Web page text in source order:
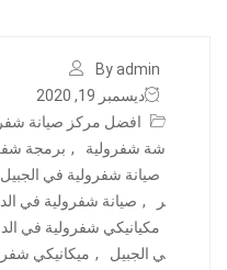
By admin
ديسمبر 19, 2020
افضل مركز صيانة
شة شفرولية
, برمجة
صيانة شفرولية في الجبيل
ر
, صيانة شفرولية في
مكيانيكي شفرولية في
ي الجبيل
, ميكانيكي